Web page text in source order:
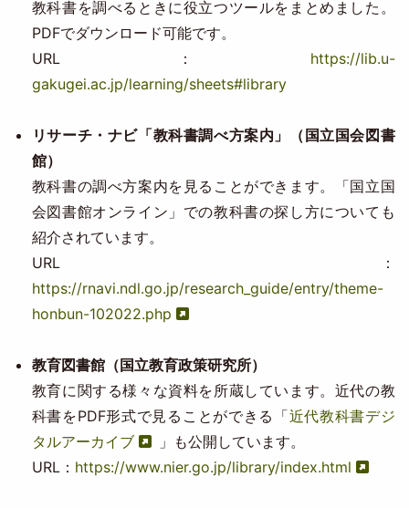
教科書を調べるときに役立つツールをまとめました。
PDFでダウンロード可能です。
URL： https://lib.u-
gakugei.ac.jp/learning/sheets#library
リサーチ・ナビ「教科書調べ方案内」（国立国会図書
館）
教科書の調べ方案内を見ることができます。「国立国
会図書館オンライン」での教科書の探し方についても
紹介されています。
URL：
https://rnavi.ndl.go.jp/research_guide/entry/theme-
honbun-102022.php
教育図書館（国立教育政策研究所）
教育に関する様々な資料を所蔵しています。近代の教
科書をPDF形式で見ることができる「近代教科書デジ
タルアーカイブ
」も公開しています。
URL： https://www.nier.go.jp/library/index.html